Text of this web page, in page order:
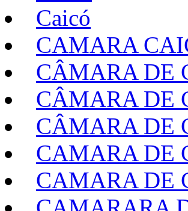
Caicó
CAMARA
CÂMARA DE
CÂMARA DE
CÂMARA DE
CAMARA DE
CAMARA DE